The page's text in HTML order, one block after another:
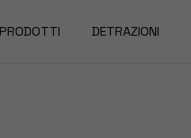
PRODOTTI DETRAZIONI